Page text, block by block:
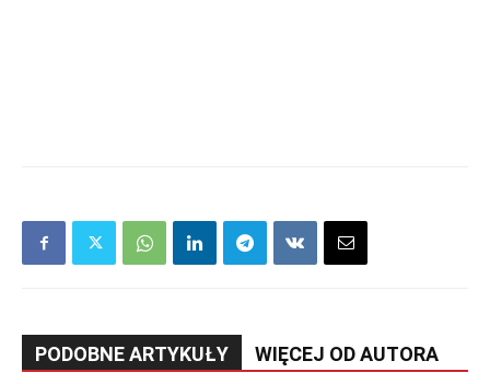
PODOBNE ARTYKUŁY WIĘCEJ OD AUTORA